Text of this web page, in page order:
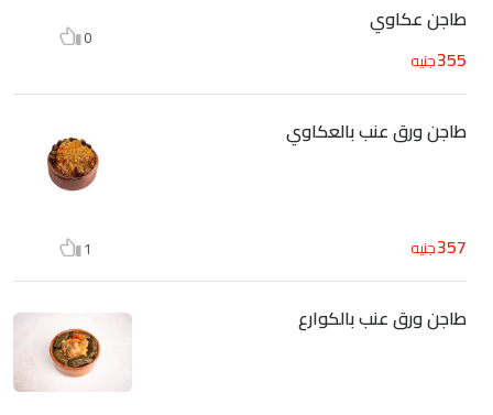
طاجن عكاوي
355جنيه
0
طاجن ورق عنب بالعكاوي
357جنيه 1
طاجن ورق عنب بالكوارع